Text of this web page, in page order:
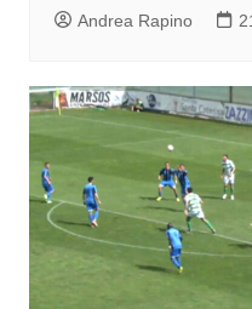
Andrea Rapino